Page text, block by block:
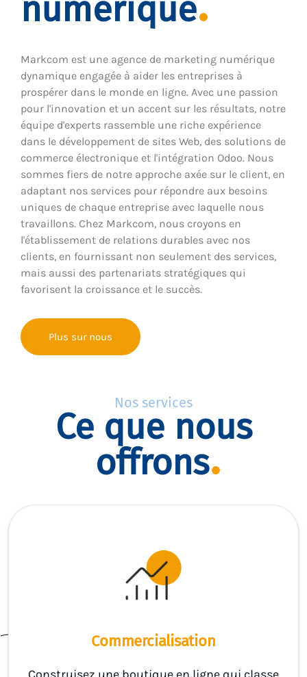
numérique
Markcom est une agence de marketing numérique
dynamique engagée à aider les entreprises à
prospérer dans le monde en ligne. Avec une passion
pour l'innovation et un accent sur les résultats, notre
équipe d'experts rassemble une riche expérience
dans le développement de sites Web, des solutions de
commerce électronique et l'intégration Odoo. Nous
sommes fiers de notre approche axée sur le client, en
adaptant nos services pour répondre aux besoins
uniques de chaque entreprise avec laquelle nous
travaillons. Chez Markcom, nous croyons en
l'établissement de relations durables avec nos
clients, en fournissant non seulement des services,
mais aussi des partenariats stratégiques qui
favorisent la croissance et le succès.
Plus sur nous
Nos services
Ce que nous
offrons
Commercialisation
Construisez une boutique en ligne qui classe